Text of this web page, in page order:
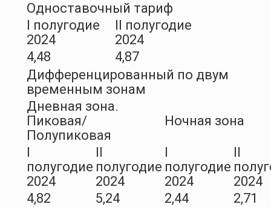
Одноставочный тариф
I полугодие
2024
II полугодие
2024
4,48
4,87
Дифференцированный по двум
временным зонам
Дневная зона.
Пиковая/
Полупиковая
Ночная зона
полугодие
2024
полугодие
2024
полугодие
2024
2024
4,82
5,24 2,44
2,71